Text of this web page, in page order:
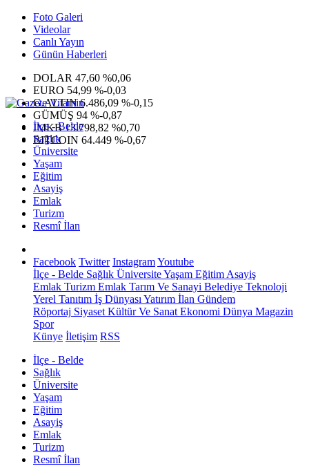
Foto Galeri
Videolar
Canlı Yayın
Günün Haberleri
DOLAR 47,60 %0,06
EURO 54,99 %-0,03
G.ALTIN6.486,09 %-0,15
GÜMÜŞ 94 %-0,87
IMKB13.798,82 %0,70
BITCOIN 64.449 %-0,67
İlçe - Belde
Sağlık
Üniversite
Yaşam
Eğitim
Asayiş
Emlak
Turizm
Resmî İlan
Facebook Twitter InstagramYoutube
İlçe - Belde Sağlık ÜniversiteYaşam Eğitim Asayiş
Emlak Turizm Emlak Tarım Ve Sanayi Belediye Teknoloji
Yerel Tanıtım İş Dünyası Yatırım İlan Gündem
Röportaj Siyaset Kültür Ve Sanat Ekonomi Dünya Magazin
Spor
Künye İletişim RSS
İlçe - Belde
Sağlık
Üniversite
Yaşam
Eğitim
Asayiş
Emlak
Turizm
Resmî İlan